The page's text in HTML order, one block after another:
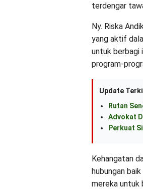
terdengar
Ny. Riska
yang aktif
untuk berbagi
program-
Update
Rutan
Advokat
Perkuat
Kehangatan
hubungan
mereka untuk